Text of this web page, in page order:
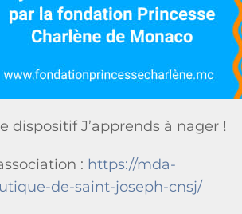
dispositif J’apprends à nager !
: https://mda-
de-saint-joseph-cnsj/